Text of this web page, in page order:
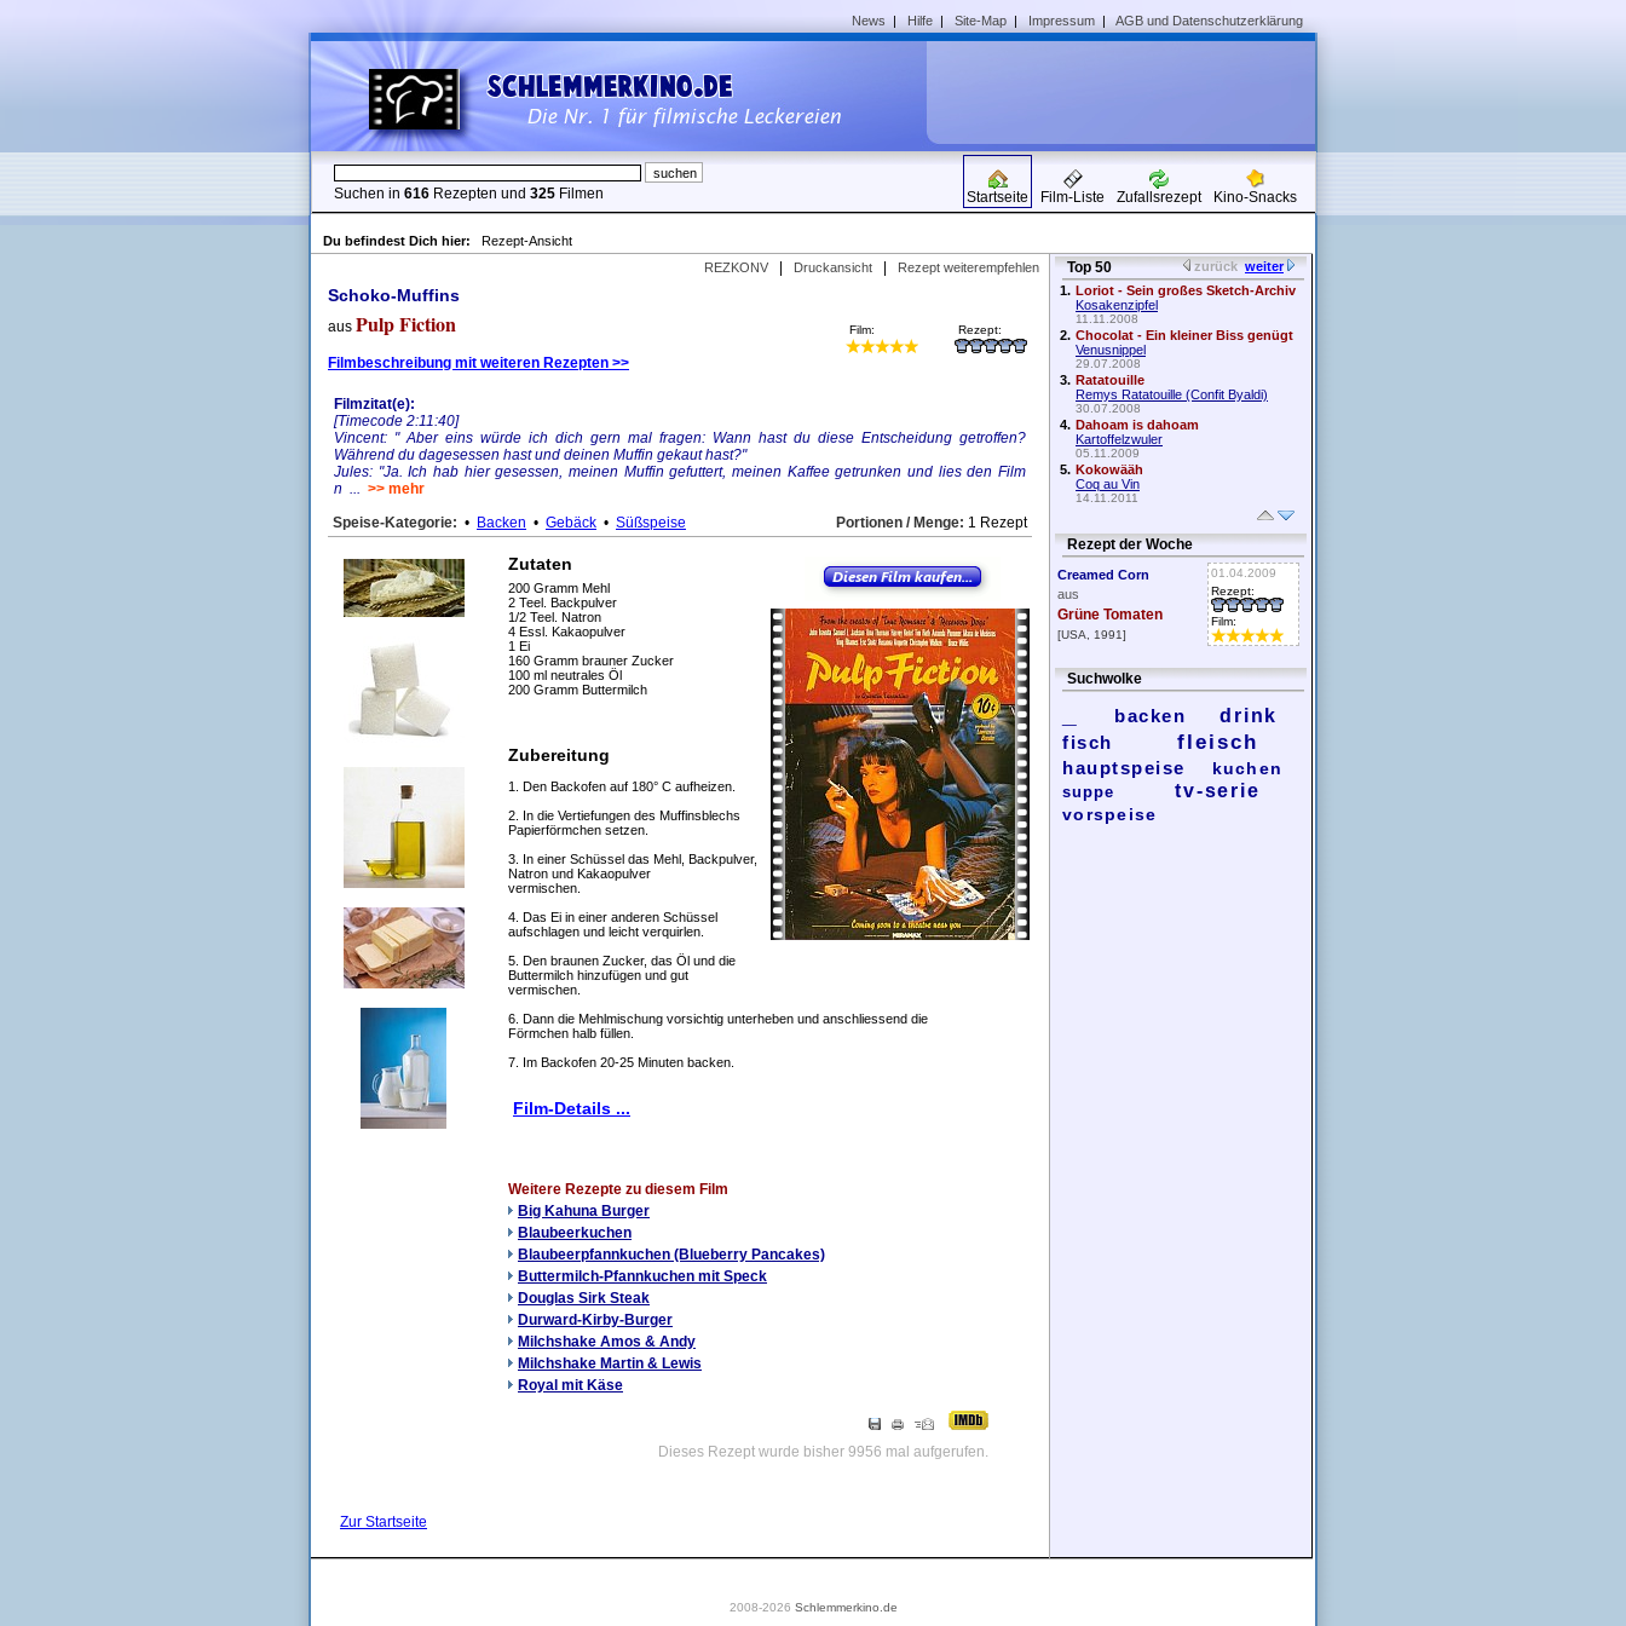
News | Hilfe | Site-Map | Impressum | AGB und Datenschutzerklärung
Suchen in 616 Rezepten und 325 Filmen Startseite Film-Liste Zufallsrezept Kino-Snacks
Du befindest Dich hier:
Rezept-Ansicht
REZKONV
Druckansicht Rezept weiterempfehlen
Schoko-Muffins
aus Pulp Fiction
Filmbeschreibung mit weiteren Rezepten >>
Rezept:
Film:
Filmzitat(e):
[Timecode 2:11:40]
Vincent: " Aber eins würde ich dich gern mal fragen: Wann hast du diese Entscheidung getroffen?
Während du dagesessen hast und deinen Muffin gekaut hast?"
Jules: "Ja. Ich hab hier gesessen, meinen Muffin gefuttert, meinen Kaffee getrunken und lies den Film
n ... >> mehr
Speise-Kategorie: • Backen • Gebäck • Süßspeise Portionen / Menge: 1 Rezept
Zutaten
200 Gramm Mehl
2 Teel. Backpulver
1/2 Teel. Natron
4 Essl. Kakaopulver
1 Ei
160 Gramm brauner Zucker
100 ml neutrales Öl
200 Gramm Buttermilch
Zubereitung
1. Den Backofen auf 180° C aufheizen.
2. In die Vertiefungen des Muffinsblechs
Papierförmchen setzen.
3. In einer Schüssel das Mehl, Backpulver,
Natron und Kakaopulver
vermischen.
4. Das Ei in einer anderen Schüssel
aufschlagen und leicht verquirlen.
5. Den braunen Zucker, das Öl und die
Buttermilch hinzufügen und gut
vermischen.
6. Dann die Mehlmischung vorsichtig unterheben und anschliessend die
Förmchen halb füllen.
7. Im Backofen 20-25 Minuten backen.
Film-Details ...
Weitere Rezepte zu diesem Film
Big Kahuna Burger
Blaubeerkuchen
Blaubeerpfannkuchen (Blueberry Pancakes)
Buttermilch-Pfannkuchen mit Speck
Douglas Sirk Steak
Durward-Kirby-Burger
Milchshake Amos & Andy
Milchshake Martin & Lewis
Royal mit Käse
Dieses Rezept wurde bisher 9956 mal aufgerufen.
Zur Startseite
zurück weiter
Top 50
1. Loriot - Sein großes Sketch-Archiv
Kosakenzipfel
11.11.2008
2. Chocolat - Ein kleiner Biss genügt
Venusnippel
29.07.2008
3. Ratatouille
Remys Ratatouille (Confit Byaldi)
30.07.2008
4. Dahoam is dahoam
Kartoffelzwuler
05.11.2009
5. Kokowääh
Coq au Vin
14.11.2011
Rezept der Woche
01.04.2009
Rezept:
Film:
Creamed Corn
aus
Grüne Tomaten
[USA, 1991]
Suchwolke
backen
drink
fisch
fleisch
hauptspeise kuchen
suppe tv-serie
vorspeise
2008-2026 Schlemmerkino.de